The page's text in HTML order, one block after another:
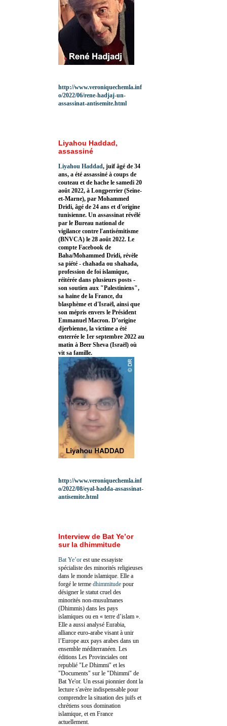
http://www.veroniquechemla.inf
o/2022/06/rene-hadjaj-un-
assassinat-antisemite.html
Liyahou Haddad,
assassiné
Liyahou Haddad, juif âgé de 34
ans, a été assassiné à coups de
couteau et de hache le samedi 20
août 2022, à Longperrier (Seine-
et-Marne), par Mohammed
Dridi, âgé de 24 ans et d'origine
tunisienne. Un assassinat révélé
par le Bureau national de
vigilance contre l'antisémitisme
(BNVCA) le 28 août 2022. Le
compte Facebook de
Baha/Mohammed Dridi, révèle
sa piété - chahada ou shahada,
profession de foi islamique,
réitérée dans plusieurs posts -
son soutien aux "Palestiniens",
sa haine de la France, du
blasphème et d'Israël, ainsi que
son mépris envers le Président
Emmanuel Macron. D’origine
djerbienne, la victime a été
enterrée le 1er septembre 2022 au
matin à Beer Sheva (Israël) où
vit sa famille.
http://www.veroniquechemla.inf
o/2022/08/eyal-hadda-assassinat-
antisemite.html
Interview de Bat Ye’or
sur la dhimmitude
Bat Ye’or est une essayiste
spécialiste des minorités religieuses
dans le monde islamique. Elle a
forgé le terme dhimmitude pour
désigner le statut cruel des
minorités non-musulmanes
(Dhimmis) dans les pays
islamiques ou en « terre d’islam ».
Elle a aussi analysé Eurabia,
alliance euro-arabe visant à unir
l’Europe aux pays arabes dans un
ensemble méditerranéen. Les
éditions Les Provinciales ont
republié "Le Dhimmi" et les
"Documents" sur le "Dhimmi" de
Bat Ye'or. Un essai pionnier dont la
lecture s'avère indispensable pour
comprendre la situation des juifs et
chrétiens sous domination
islamique, et en France
actuellement.